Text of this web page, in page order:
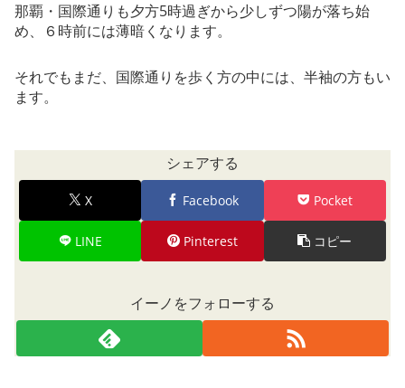
那覇・国際通りも夕方5時過ぎから少しずつ陽が落ち始
め、６時前には薄暗くなります。
それでもまだ、国際通りを歩く方の中には、半袖の方もい
ます。
シェアする
X Facebook Pocket
LINE Pinterest コピー
イーノをフォローする